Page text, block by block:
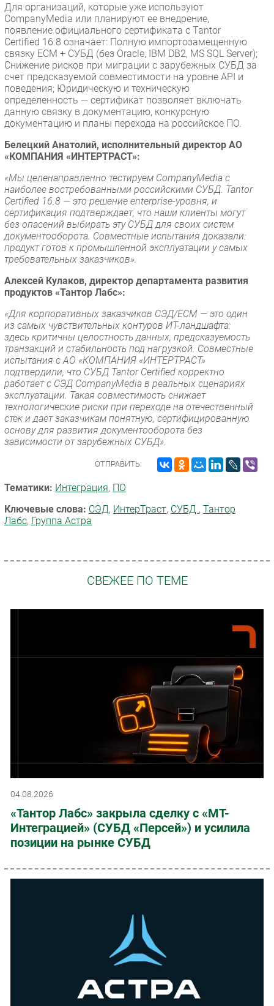
Для организаций, которые уже используют
CompanyMedia или планируют ее внедрение,
появление официального сертификата с Tantor
Certified 16.8 означает: Полную импортозамещенную
связку ECM + СУБД (без Oracle, IBM DB2, MS SQL Server);
Снижение рисков при миграции с зарубежных СУБД за
счет предсказуемой совместимости на уровне API и
поведения; Юридическую и техническую
определенность — сертификат позволяет включать
данную связку в документацию, конкурсную
документацию и планы перехода на российское ПО.
Белецкий Анатолий, исполнительный директор АО
«КОМПАНИЯ «ИНТЕРТРАСТ»:
«Мы целенаправленно тестируем CompanyMedia с
наиболее востребованными российскими СУБД. Tantor
Certified 16.8 — это решение enterprise-уровня, и
сертификация подтверждает, что наши клиенты могут
без опасений выбирать эту СУБД для своих систем
документооборота. Совместные испытания доказали:
продукт готов к промышленной эксплуатации у самых
требовательных заказчиков».
Алексей Кулаков, директор департамента развития
продуктов «Тантор Лабс»:
«Для корпоративных заказчиков СЭД/ECM — это один
из самых чувствительных контуров ИТ-ландшафта:
здесь критичны целостность данных, предсказуемость
транзакций и стабильность под нагрузкой. Совместные
испытания с АО «КОМПАНИЯ «ИНТЕРТРАСТ»
подтвердили, что СУБД Tantor Certified корректно
работает с СЭД CompanyMedia в реальных сценариях
эксплуатации. Такая совместимость снижает
технологические риски при переходе на отечественный
стек и дает заказчикам понятную, сертифицированную
основу для развития документооборота без
зависимости от зарубежных СУБД».
ОТПРАВИТЬ:
Тематики: Интеграция, ПО
Ключевые слова: СЭД, ИнтерТраст, СУБД , Тантор
Лабс, Группа Астра
СВЕЖЕЕ ПО ТЕМЕ
04.08.2026
«Тантор Лабс» закрыла сделку с «МТ-
Интеграцией» (СУБД «Персей») и усилила
позиции на рынке СУБД